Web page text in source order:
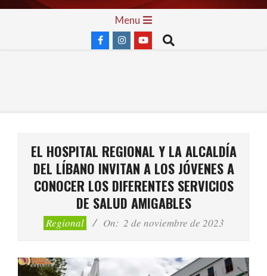
Skip
Menu
Search
EL HOSPITAL REGIONAL Y LA ALCALDÍA
DEL LÍBANO INVITAN A LOS JÓVENES A
CONOCER LOS DIFERENTES SERVICIOS
DE SALUD AMIGABLES
Regional On: 2 de noviembre de 2023